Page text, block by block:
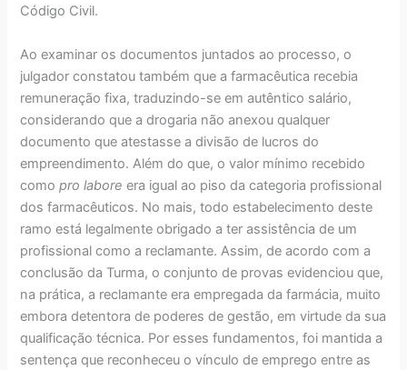
Código Civil.
Ao examinar os documentos juntados ao processo, o
julgador constatou também que a farmacêutica recebia
remuneração fixa, traduzindo-se em autêntico salário,
considerando que a drogaria não anexou qualquer
documento que atestasse a divisão de lucros do
empreendimento. Além do que, o valor mínimo recebido
comopro labore era igual ao piso da categoria profissional
dos farmacêuticos. No mais, todo estabelecimento deste
ramo está legalmente obrigado a ter assistência de um
profissional como a reclamante. Assim, de acordo com a
conclusão da Turma, o conjunto de provas evidenciou que,
na prática, a reclamante era empregada da farmácia, muito
embora detentora de poderes de gestão, em virtude da sua
qualificação técnica. Por esses fundamentos, foi mantida a
sentença que reconheceu o vínculo de emprego entre as